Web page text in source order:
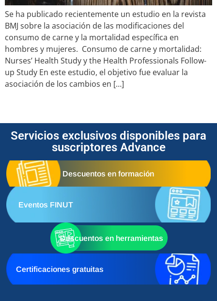
Se ha publicado recientemente un estudio en la revista
BMJ sobre la asociación de las modificaciones del
consumo de carne y la mortalidad específica en
hombres y mujeres. Consumo de carne y mortalidad:
Nurses’ Health Study y the Health Professionals Follow-
up Study En este estudio, el objetivo fue evaluar la
asociación de los cambios en […]
Servicios exclusivos disponibles para
suscriptores Advance
Descuentos en formación
Eventos FINUT
Descuentos en herramientas
Certificaciones gratuitas